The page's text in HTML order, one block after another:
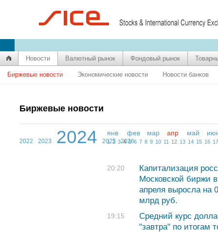
Новости Валютный рынок Фондовый рынок
Биржевые новости Экономические новости Новости банков
Биржевые новости
2022 2023 2024 2025 2026
янв фев мар апр май
1 2 3 4 5 6 7 8 9 10 11 12 13 14 15 16 17
20:20
Капитализация
Московской биржи
апреля выросла на
млрд руб.
19:15
Средний курс
"завтра" по итогам